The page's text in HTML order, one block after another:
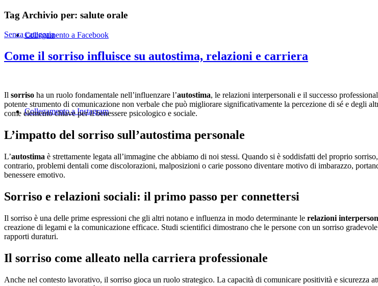
Collegamento a Facebook
Collegamento a Instagram
Tag Archivio per: salute orale
Senza categoria
Come il sorriso influisce su autostima, relazioni e carriera
Il sorriso ha un ruolo fondamentale nell’influenzare l’autostima, le relazioni interpersonali e il successo
potente strumento di comunicazione non verbale che può migliorare significativamente la percezione di sé e degli
come elemento chiave per il benessere psicologico e sociale.
L’impatto del sorriso sull’autostima personale
L’autostima è strettamente legata all’immagine che abbiamo di noi stessi. Quando si è soddisfatti del proprio
contrario, problemi dentali come discolorazioni, malposizioni o carie possono diventare motivo di imbarazzo,
benessere emotivo.
Sorriso e relazioni sociali: il primo passo per connettersi
Il sorriso è una delle prime espressioni che gli altri notano e influenza in modo determinante le relazioni
creazione di legami e la comunicazione efficace. Studi scientifici dimostrano che le persone con un sorriso
rapporti duraturi.
Il sorriso come alleato nella carriera professionale
Anche nel contesto lavorativo, il sorriso gioca un ruolo strategico. La capacità di comunicare positività e